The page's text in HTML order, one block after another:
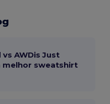
vs AWDis Just
melhor sweatshirt